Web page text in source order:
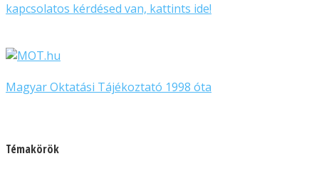
kapcsolatos kérdésed van, kattints ide!
Magyar Oktatási Tájékoztató 1998 óta
Témakörök